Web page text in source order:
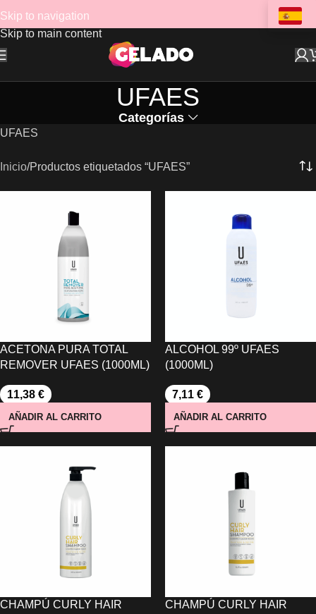
Skip to navigation
Skip to main content
UFAES
Categorías
UFAES
Inicio Productos etiquetados “UFAES”
ACETONA PURA TOTAL
REMOVER UFAES (1000ML)
11,38 €
AÑADIR AL CARRITO
ALCOHOL 99º UFAES
(1000ML)
7,11 €
AÑADIR AL CARRITO
CHAMPÚ CURLY HAIR
CHAMPÚ CURLY HAIR